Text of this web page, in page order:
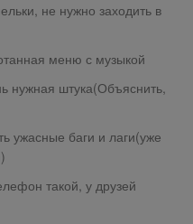
не нужно заходить в
меню с музыкой
нужная штука(Объяснить,
ужасные баги и лаги(уже
такой, у друзей